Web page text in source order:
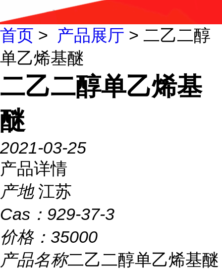
首页 > 产品展厅 > 二乙二醇
单乙烯基醚
二乙二醇单乙烯基
醚
2021-03-25
产品详情
产地 江苏
Cas： 929-37-3
价格： 35000
产品名称二乙二醇单乙烯基醚